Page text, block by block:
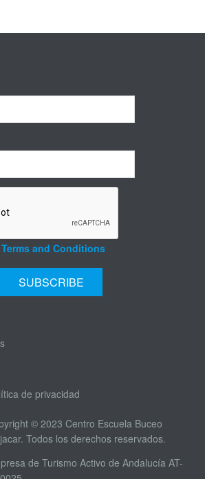
Terms and Conditions
de privacidad
© 2023 Centro Escuela Buceo
Todos los derechos reservados.
de Turismo Activo de Andalucía AT-